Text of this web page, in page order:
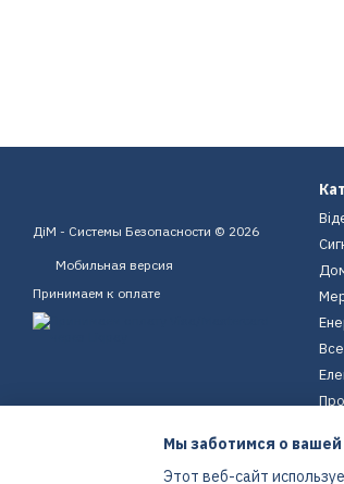
ДіМ - Системы Безопасности © 2026
Мобильная версия
Принимаем к оплате
Мы заботимся о
Этот веб-сайт